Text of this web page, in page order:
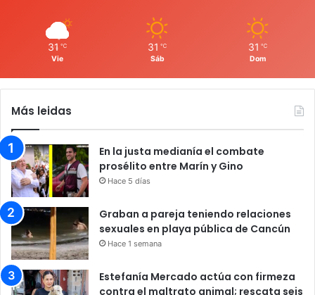
31 ℃
Vie
31 ℃
Sáb
31 ℃
Dom
Más leidas
En la justa medianía el combate
prosélito entre Marín y Gino
Hace 5 días
Graban a pareja teniendo relaciones
sexuales en playa pública de Cancún
Hace 1 semana
Estefanía Mercado actúa con firmeza
contra el maltrato animal; rescata seis